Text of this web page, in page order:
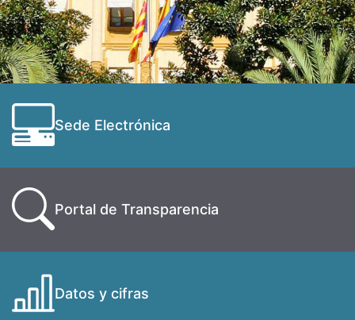
Sede Electrónica
Portal de Transparencia
Datos y cifras